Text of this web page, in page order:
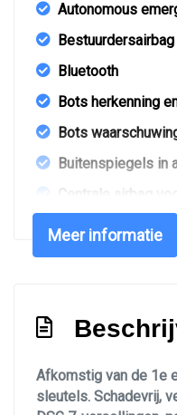
Autonomous
Bestuurdersairbag
Bluetooth
Bots herkenning
Bots
Buitenspiegels in
Centrale airbag voor
Chroom delen
Connected services
Diffuser
Dodehoek detectie
Draadloze
Elektronisch sper
Meer informatie
Afkomstig van de 1e
sleutels. Schadevrij,